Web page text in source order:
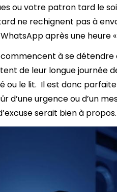
ou votre patron tard le
ne rechignent pas à
après une heure
à se détendre
de leur longue journée
ou le lit. Il est donc
d’une urgence ou d’un
serait bien à propos.